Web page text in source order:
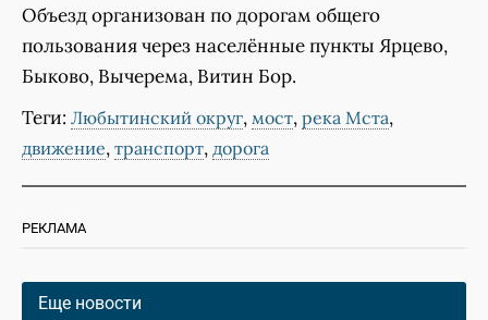
Объезд организован по дорогам общего
пользования через населённые пункты Ярцево,
Быково, Вычерема, Витин Бор.
Теги: Любытинский округ, мост, река Мста,
движение, транспорт, дорога
РЕКЛАМА
Еще новости